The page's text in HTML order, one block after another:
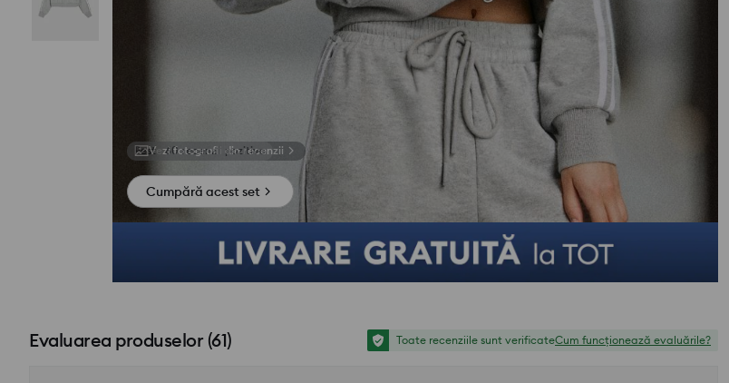
Vezi fotografii din recenzii
Cumpără acest set
Evaluarea produselor(61) Toate recenziile sunt verificateCum funcționează evaluările?